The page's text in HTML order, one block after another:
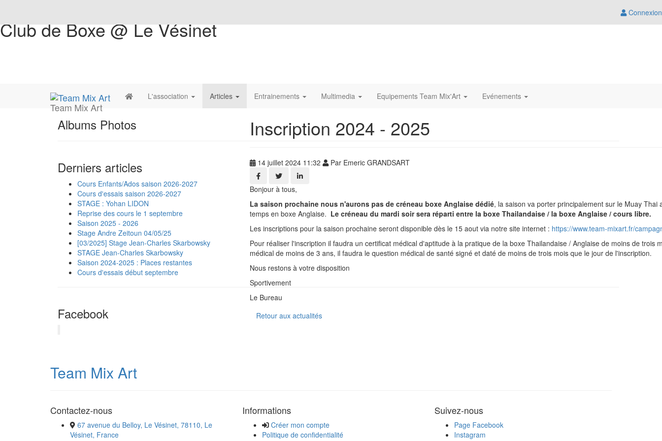
Connexion
Club de Boxe @ Le Vésinet
Team Mix Art
L'association Articles Entrainements Multimedia Equipements Team Mix'Art Evénements
Albums Photos
Derniers articles
Cours Enfants/Ados saison 2026-2027
Cours d'essais saison 2026-2027
STAGE : Yohan LIDON
Reprise des cours le 1 septembre
Saison 2025 - 2026
Stage Andre Zeitoun 04/05/25
[03/2025] Stage Jean-Charles Skarbowsky
STAGE Jean-Charles Skarbowsky
Saison 2024-2025 : Places restantes
Cours d'essais début septembre
Facebook
Inscription 2024 - 2025
14 juillet 2024 11:32 Par Emeric GRANDSART
Bonjour à tous,
La saison prochaine nous n'aurons pas de créneau boxe Anglaise dédié, la saison va porter principalement sur le Muay
temps en boxe Anglaise. Le créneau du mardi soir sera réparti entre la boxe Thailandaise / la boxe Anglaise / cours libre.
Les inscriptions pour la saison prochaine seront disponible dès le 15 aout via notre site internet : https://www.team-mixart.fr/
Pour réaliser l'inscription il faudra un certificat médical d'aptitude à la pratique de la boxe Thailandaise / Anglaise de moins de trois
médical de moins de 3 ans, il faudra le question médical de santé signé et daté de moins de trois mois que le jour de l'inscription.
Nous restons à votre disposition
Sportivement
Le Bureau
Retour aux actualités
Team Mix Art
Contactez-nous
67 avenue du Belloy, Le Vésinet, 78110, Le
Vésinet, France
Informations
Créer mon compte
Politique de confidentialité
Suivez-nous
Page Facebook
Instagram